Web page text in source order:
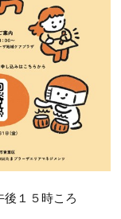
後１５時ころ